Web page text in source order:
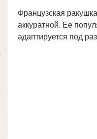
Французская
аккуратной. Ее
адаптируется под